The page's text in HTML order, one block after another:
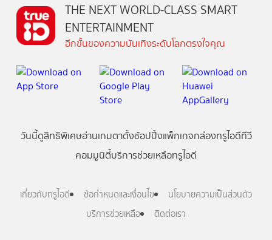
THE NEXT WORLD-CLASS SMART
ENTERTAINMENT
อีกขั้นของความบันเทิงระดับโลกตรงใจคุณ
วันนี้ดูสิทธิพิเศษอ่านเกมตาตั้งช้อปปิ้งแพ็กเกจกล่องทรูไอดีทีวี
คอมมูนิตี้บริการช่วยเหลือทรูไอดี
เกี่ยวกับทรูไอดี ข้อกำหนดและเงื่อนไข
นโยบายความเป็นส่วนตัว
บริการช่วยเหลือ
ติดต่อเรา